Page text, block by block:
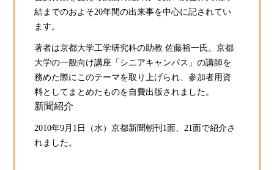
結までのおよそ20年間の出来事を中心に記されてい
ます。
著者は京都大学工学研究科の助教 佐藤裕一氏。京都
大学の一般向け講座「シニアキャンパス」の講師を
務めた際にこのテーマを取り上げられ、参加者用資
料としてまとめたものを自費出版されました。
新聞紹介
2010年9月1日（水）京都新聞朝刊1面、21面で紹介さ
れました。